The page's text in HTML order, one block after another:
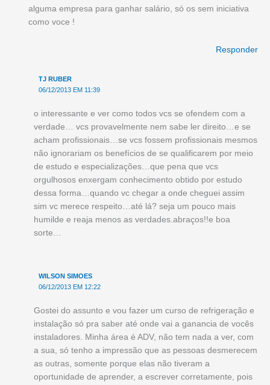
alguma empresa para ganhar salário, só os sem iniciativa
como voce !
Responder
TJ RUBER
06/12/2013 EM 11:39
o interessante e ver como todos vcs se ofendem com a
verdade… vcs provavelmente nem sabe ler direito…e se
acham profissionais…se vcs fossem profissionais mesmos
não ignorariam os benefícios de se qualificarem por meio
de estudo e especializações…que pena que vcs
orgulhosos enxergam conhecimento obtido por estudo
dessa forma…quando vc chegar a onde cheguei assim
sim vc merece respeito…até lá? seja um pouco mais
humilde e reaja menos as verdades.abraços!!e boa
sorte…
WILSON SIMOES
06/12/2013 EM 12:22
Gostei do assunto e vou fazer um curso de refrigeração e
instalação só pra saber até onde vai a ganancia de vocês
instaladores. Minha área é ADV, não tem nada a ver, com
a sua, só tenho a impressão que as pessoas desmerecem
as outras, somente porque elas não tiveram a
oportunidade de aprender, a escrever corretamente, pois